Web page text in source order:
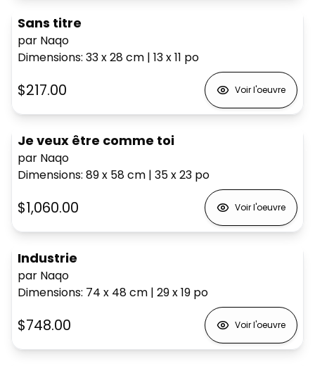
Sans titre
par Naqo
Dimensions: 33 x 28cm | 13 x 11 po
$217.00 Voir l'oeuvre
Je veux être comme toi
par Naqo
Dimensions: 89 x 58cm | 35 x 23 po
$1,060.00 Voir l'oeuvre
Industrie
par Naqo
Dimensions: 74 x 48cm | 29 x 19 po
$748.00 Voir l'oeuvre